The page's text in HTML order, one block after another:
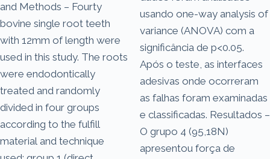
and Methods – Fourty
bovine single root teeth
with 12mm of length were
used in this study. The roots
were endodontically
treated and randomly
divided in four groups
according to the fulfill
material and technique
usando one-way analysis of
variance (ANOVA) com a
significância de p<0.05.
Após o teste, as interfaces
adesivas onde ocorreram
as falhas foram examinadas
e classificadas. Resultados –
O grupo 4 (95,18N)
apresentou força de